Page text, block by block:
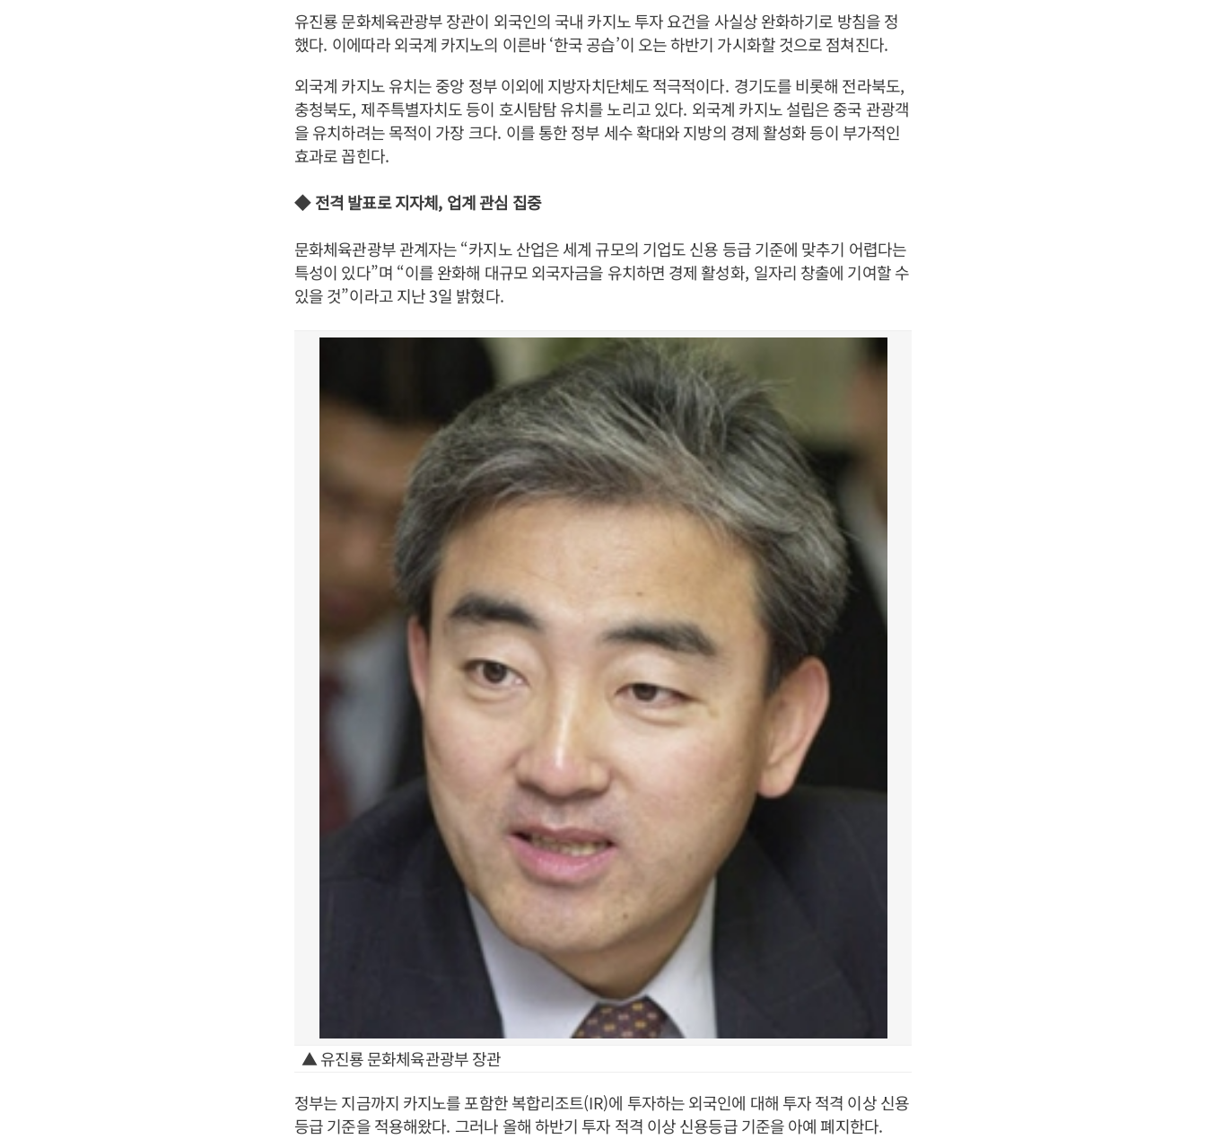
유진룡 문화체육관광부 장관이 외국인의 국내 카지노 투자 요건을 사실상 완화하기로 방침을 정
했다. 이에따라 외국계 카지노의 이른바‘한국 공습’이 오는 하반기 가시화할 것으로 점쳐진다.
외국계 카지노 유치는 중앙 정부 이외에 지방자치단체도 적극적이다. 경기도를 비롯해 전라북도,
충청북도, 제주특별자치도 등이 호시탐탐 유치를 노리고 있다. 외국계 카지노 설립은 중국 관광객
을 유치하려는 목적이 가장 크다. 이를 통한 정부 세수 확대와 지방의 경제 활성화 등이 부가적인
효과로 꼽힌다.
◆전격 발표로 지자체, 업계 관심 집중
문화체육관광부 관계자는“카지노 산업은 세계 규모의 기업도 신용 등급 기준에 맞추기 어렵다는
특성이 있다”며 “이를 완화해 대규모 외국자금을 유치하면 경제 활성화, 일자리 창출에 기여할 수
있을 것”이라고 지난3일 밝혔다.
▲ 유진룡 문화체육관광부 장관
정부는 지금까지 카지노를 포함한 복합리조트(IR)에 투자하는 외국인에 대해 투자 적격 이상 신용
등급 기준을 적용해왔다. 그러나 올해 하반기 투자 적격 이상 신용등급 기준을 아예 폐지한다.